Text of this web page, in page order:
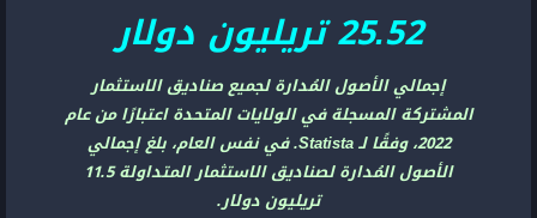
25.52 تريليون دولار
إجمالي الأصول المُدارة لجميع صناديق الاستثمار
المشتركة المسجلة في الولايات المتحدة اعتبارًا من عام
2022، وفقًا لـ Statista. في نفس العام، بلغ إجمالي
الأصول المُدارة لصناديق الاستثمار المتداولة 11.5
تريليون دولار.